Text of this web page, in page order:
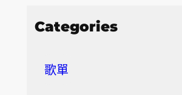
Categories
歌單